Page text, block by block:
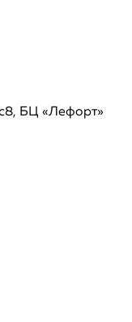
БЦ «Лефорт»